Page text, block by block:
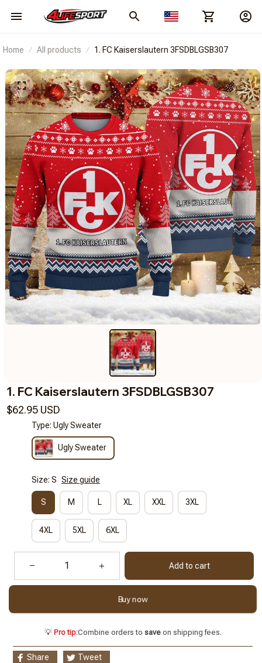
Home All products 1. FC Kaiserslautern 3FSDBLGSB307
1. FC Kaiserslautern 3FSDBLGSB307
$62.95 USD
Type: Ugly Sweater
Ugly Sweater
Size: S Size guide
S M L XL XXL 3XL
4XL 5XL 6XL
Add to cart
Buy now
💡 Pro tip:Combine orders to saveon shipping fees.
Share Tweet